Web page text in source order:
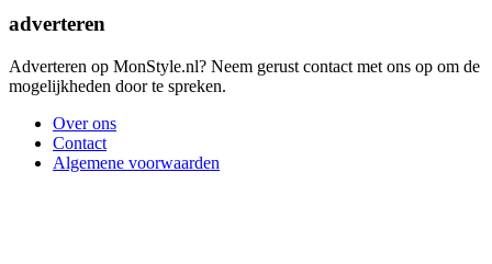
adverteren
Adverteren op MonStyle.nl? Neem gerust contact met ons op om de
mogelijkheden door te spreken.
Over ons
Contact
Algemene voorwaarden